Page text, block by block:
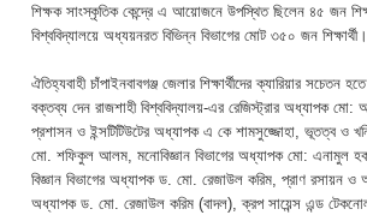
শিক্ষক সাংস্কৃতিক কেন্দ্রে এ আয়োজনে উপস্থিত ছিলেন ৪৫ জন
বিশ্ববিদ্যালয়ে অধ্যয়নরত বিভিন্ন বিভাগের মোট ৩৫০ জন শিক্ষার্থী।
ঐতিহ্যবাহী চাঁপাইনবাবগঞ্জ জেলার শিক্ষার্থীদের ক্যারিয়ার সচেতন
বক্তব্য দেন রাজশাহী বিশ্ববিদ্যালয়-এর রেজিস্ট্রার অধ্যাপক
প্রশাসন ও ইন্সটিটিউটের অধ্যাপক এ কে শামসুজ্জোহা, ভূতত্ব ও
মো. শফিকুল আলম, মনোবিজ্ঞান বিভাগের অধ্যাপক মো: এনামুল
বিজ্ঞান বিভাগের অধ্যাপক ড. মো. রেজাউল করিম, প্রাণ রসায়ন ও
অধ্যাপক ড. মো. রেজাউল করিম (বাদল), ক্রপ সায়েন্স এন্ড